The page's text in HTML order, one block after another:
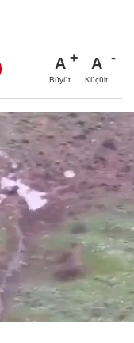
A
Büyüt
A
Küçült